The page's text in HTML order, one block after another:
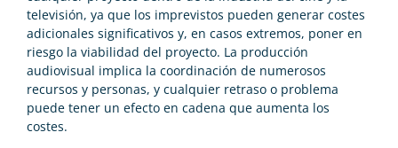
televisión, ya que los imprevistos pueden generar costes
adicionales significativos y, en casos extremos, poner en
riesgo la viabilidad del proyecto. La producción
audiovisual implica la coordinación de numerosos
recursos y personas, y cualquier retraso o problema
puede tener un efecto en cadena que aumenta los
costes.